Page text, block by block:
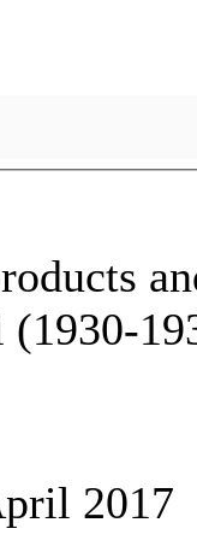
(1930-
2017